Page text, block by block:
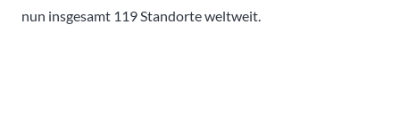
nun insgesamt 119 Standorte weltweit.